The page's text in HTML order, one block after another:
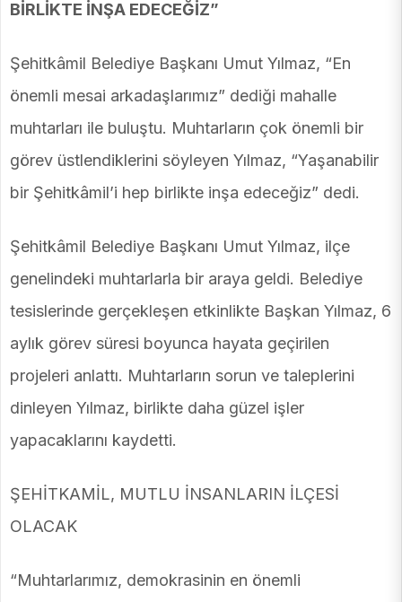
BİRLİKTE İNŞA EDECEĞİZ”
Şehitkâmil Belediye Başkanı Umut Yılmaz, “En
önemli mesai arkadaşlarımız” dediği mahalle
muhtarları ile buluştu. Muhtarların çok önemli bir
görev üstlendiklerini söyleyen Yılmaz, “Yaşanabilir
bir Şehitkâmil’i hep birlikte inşa edeceğiz” dedi.
Şehitkâmil Belediye Başkanı Umut Yılmaz, ilçe
genelindeki muhtarlarla bir araya geldi. Belediye
tesislerinde gerçekleşen etkinlikte Başkan Yılmaz, 6
aylık görev süresi boyunca hayata geçirilen
projeleri anlattı. Muhtarların sorun ve taleplerini
dinleyen Yılmaz, birlikte daha güzel işler
yapacaklarını kaydetti.
ŞEHİTKAMİL, MUTLU İNSANLARIN İLÇESİ
OLACAK
“Muhtarlarımız, demokrasinin en önemli